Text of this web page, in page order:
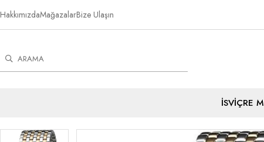
HakkımızdaMağazalarBize Ulaşın
İSVİÇRE